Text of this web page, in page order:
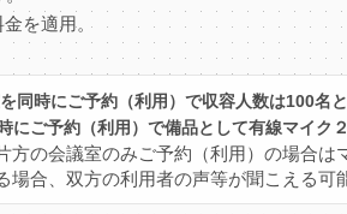
を適用。
同時にご予約（利用）で収容人数は100名と
にご予約（利用）で備品として有線マイク
の会議室のみご予約（利用）の場合は
合、双方の利用者の声等が聞こえる可